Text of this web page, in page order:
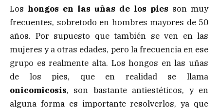
Los hongos en las uñas de los pies son muy
frecuentes, sobretodo en hombres mayores de 50
años. Por supuesto que también se ven en las
mujeres y a otras edades, pero la frecuencia en ese
grupo es realmente alta. Los hongos en las uñas
de los pies, que en realidad se llama
onicomicosis, son bastante antiestéticos, y en
alguna forma es importante resolverlos, ya que